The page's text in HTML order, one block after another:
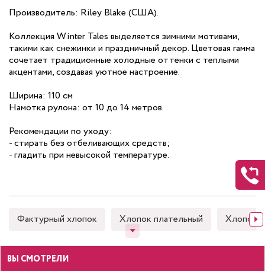
Производитель: Riley Blake (США).
Коллекция Winter Tales выделяется зимними мотивами,
такими как снежинки и праздничный декор. Цветовая гамма
сочетает традиционные холодные оттенки с теплыми
акцентами, создавая уютное настроение.
Ширина: 110 см
Намотка рулона: от 10 до 14 метров.
Рекомендации по уходу:
- стирать без отбеливающих средств;
- гладить при невысокой температуре.
Фактурный хлопок Хлопок плательный Хлопок
ВЫ СМОТРЕЛИ